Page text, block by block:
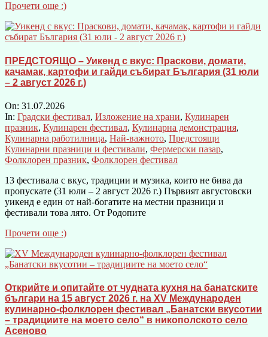
Прочети още :)
ПРЕДСТОЯЩО – Уикенд с вкус: Праскови, домати,
качамак, картофи и гайди събират България (31 юли
– 2 август 2026 г.)
On: 31.07.2026
In: Градски фестивал, Изложение на храни, Кулинарен
празник, Кулинарен фестивал, Кулинарна демонстрация,
Кулинарна работилница, Най-важното, Предстоящи
Кулинарни празници и фестивали, Фермерски пазар,
Фолклорен празник, Фолклорен фестивал
13 фестивала с вкус, традиции и музика, които не бива да
пропускате (31 юли – 2 август 2026 г.) Първият августовски
уикенд е един от най-богатите на местни празници и
фестивали това лято. От Родопите
Прочети още :)
Открийте и опитайте от чудната кухня на банатските
българи на 15 август 2026 г. на XV Международен
кулинарно-фолклорен фестивал „Банатски вкусотии
– традициите на моето село“ в никополското село
Асеново